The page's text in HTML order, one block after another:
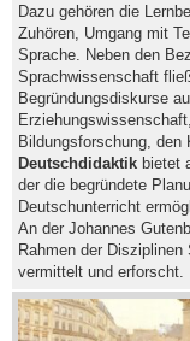
Dazu gehören die
Zuhören, Umgang mit
Sprache. Neben den
Sprachwissenschaft
Begründungsdiskurse
Bildungsforschung, den
Deutschdidaktik bietet
der die begründete
Deutschunterricht
An der Johannes
Rahmen der
vermittelt und erforscht.